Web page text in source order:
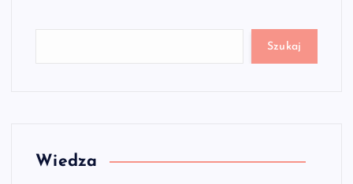
Szukaj
Wiedza